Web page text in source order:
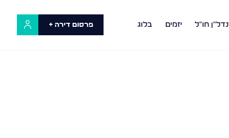
נדל"ן חו"ל יזמים בלוג פרסום דירה +